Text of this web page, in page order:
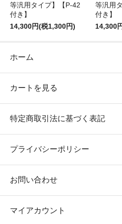
等汎用タイプ】【P-42
付き】
14,300円(税1,300円)
等汎用
付き】
14,300
ホーム
カートを見る
特定商取引法に基づく表記
プライバシーポリシー
お問い合わせ
マイアカウント